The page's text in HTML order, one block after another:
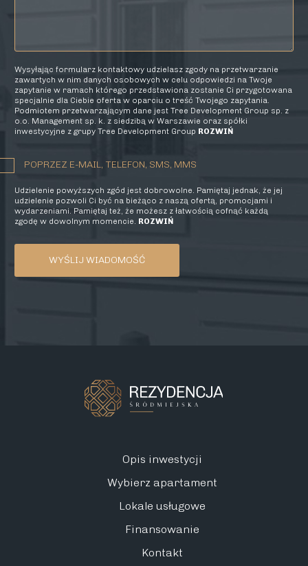
Wysyłając formularz kontaktowy udzielasz zgody na przetwarzanie
zawartych w nim danych osobowych w celu odpowiedzi na Twoje
zapytanie w ramach którego przedstawiona zostanie Ci przygotowana
specjalnie dla Ciebie oferta w oparciu o treść Twojego zapytania.
Podmiotem przetwarzającym dane jest Tree Development Group sp. z
o.o. Management sp. k. z siedzibą w Warszawie oraz spółki
inwestycyjne z grupy Tree Development Group ROZWIŃ
POPRZEZ E-MAIL, TELEFON, SMS, MMS
Udzielenie powyższych zgód jest dobrowolne. Pamiętaj jednak, że jej
udzielenie pozwoli Ci być na bieżąco z naszą ofertą, promocjami i
wydarzeniami. Pamiętaj też, że możesz z łatwością cofnąć każdą
zgodę w dowolnym momencie. ROZWIŃ
Opis inwestycji
Wybierz apartament
Lokale usługowe
Finansowanie
Kontakt